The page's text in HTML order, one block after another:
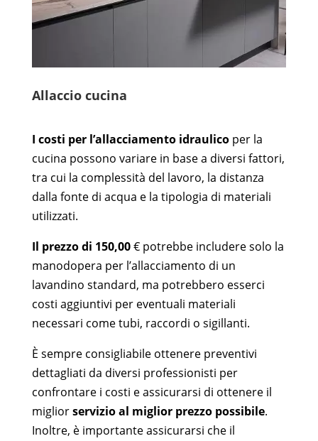
Allaccio cucina
I costi per l’allacciamento idraulico per la
cucina possono variare in base a diversi fattori,
tra cui la complessità del lavoro, la distanza
dalla fonte di acqua e la tipologia di materiali
utilizzati.
Il prezzo di 150,00€ potrebbe includere solo la
manodopera per l’allacciamento di un
lavandino standard, ma potrebbero esserci
costi aggiuntivi per eventuali materiali
necessari come tubi, raccordi o sigillanti.
È sempre consigliabile ottenere preventivi
dettagliati da diversi professionisti per
confrontare i costi e assicurarsi di ottenere il
migliorservizio al miglior prezzo possibile.
Inoltre, è importante assicurarsi che il